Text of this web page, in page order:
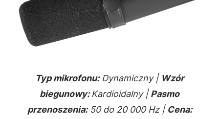
Typ mikrofonu:Dynamiczny | Wzór
biegunowy:Kardioidalny | Pasmo
przenoszenia:50 do 20 000 Hz | Cena: